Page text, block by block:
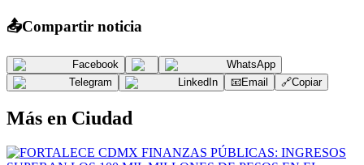
📤Compartir noticia
Facebook
WhatsApp
Telegram
LinkedIn 📧Email 🔗Copiar
Más en Ciudad